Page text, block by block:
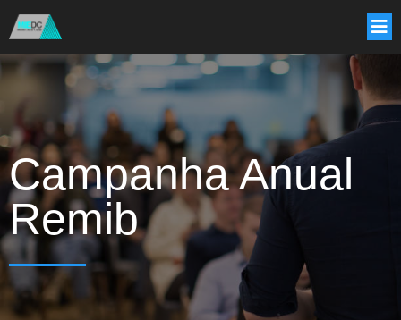
Campanha Anual
Remib